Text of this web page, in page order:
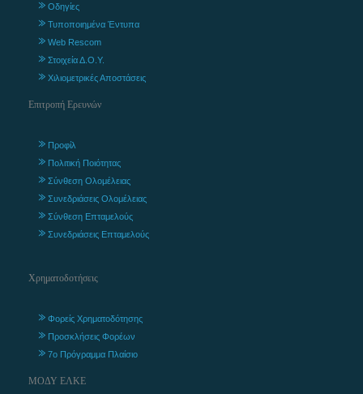
Οδηγίες
Τυποποιημένα Έντυπα
Web Rescom
Στοιχεία Δ.Ο.Υ.
Χιλιομετρικές Αποστάσεις
Επιτροπή Ερευνών
Προφίλ
Πολιτική Ποιότητας
Σύνθεση Ολομέλειας
Συνεδριάσεις Ολομέλειας
Σύνθεση Επταμελούς
Συνεδριάσεις Επταμελούς
Χρηματοδοτήσεις
Φορείς Χρηματοδότησης
Προσκλήσεις Φορέων
7ο Πρόγραμμα Πλαίσιο
ΜΟΔΥ ΕΛΚΕ